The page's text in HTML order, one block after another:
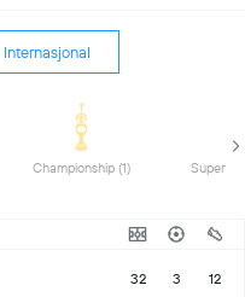
Internasjonal
32 3 12